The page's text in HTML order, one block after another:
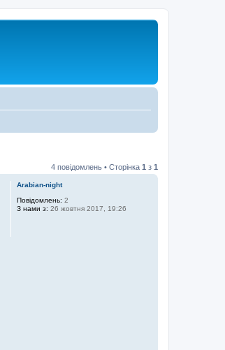
4 повідомлень • Сторінка 1 з 1
Arabian-night
Повідомлень: 2
З нами з: 26 жовтня 2017, 19:26